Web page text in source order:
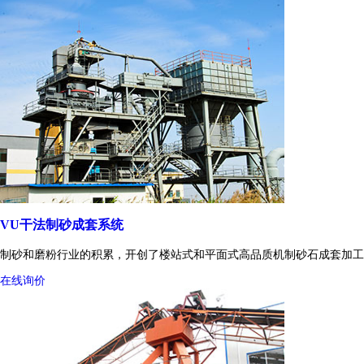
VU干法制砂成套系统
制砂和磨粉行业的积累，开创了楼站式和平面式高品质机制砂石成套加
在线询价